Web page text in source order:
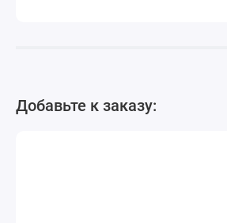
Добавьте к заказу: